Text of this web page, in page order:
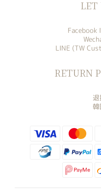
LET
Facebook
LINE (TW
RETURN